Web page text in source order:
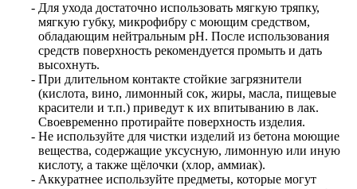
Для ухода достаточно использовать мягкую тряпку,
мягкую губку, микрофибру с моющим средством,
обладающим нейтральным pH. После использования
средств поверхность рекомендуется промыть и дать
высохнуть.
При длительном контакте стойкие загрязнители
(кислота, вино, лимонный сок, жиры, масла, пищевые
красители и т.п.) приведут к их впитыванию в лак.
Своевременно протирайте поверхность изделия.
Не используйте для чистки изделий из бетона моющие
вещества, содержащие уксусную, лимонную или иную
кислоту, а также щёлочки (хлор, аммиак).
Аккуратнее используйте предметы, которые могут